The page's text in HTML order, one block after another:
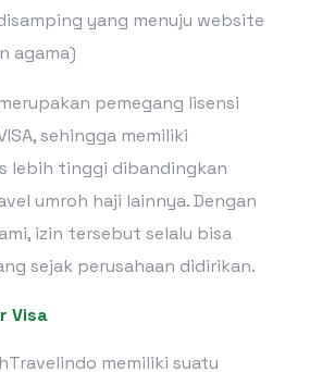
yang menuju website
agama)
pemegang lisensi
VISA, sehingga memiliki
lebih tinggi dibandingkan
umroh haji lainnya. Dengan
izin tersebut selalu bisa
sejak perusahaan didirikan.
Visa
memiliki suatu